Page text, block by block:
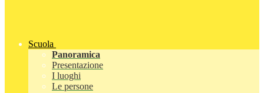
Scuola
Panoramica
Presentazione
I luoghi
Le persone